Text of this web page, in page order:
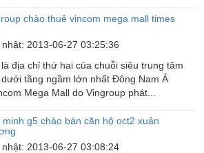
bị
chào thuê vincom mega mall times
nhật: 2013-06-27 03:25:36
địa chỉ thứ hai của chuỗi siêu trung tâm
tầng ngầm lớn nhất Đông Nam Á
Mega Mall do Vingroup phát...
minh g5 chào bán căn hộ oct2 xuân
nhật: 2013-06-27 03:08:24